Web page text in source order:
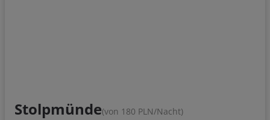
Stolpmünde(von 180 PLN/Nacht)